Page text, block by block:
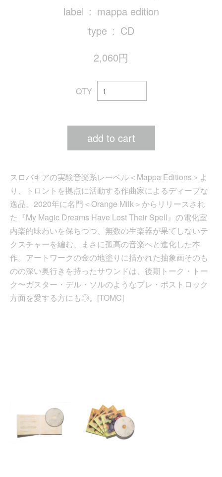
label
mappa edition
type
CD
2,060円
QTY
add to cart
スロバキアの実験音楽系レーベル＜Mappa Editions＞よ
り、トロントを拠点に活動する作曲家によるディープな
逸品。2020年に名門＜Orange Milk＞からリリースされ
た『My Magic Dreams Have Lost Their Spell』の電化室
内楽的味わいを保ちつつ、無数の生楽器が果てしないテ
クスチャーを編む、まさに孤高の音楽へと進化した本
作。アートワークの金の地塗りに描かれた抽象画そのも
のの深い奥行きを持ったサウンドは、後期トーク・トー
ク〜ガスター・デル・ソルのようなプレ・ポストロック
方面を愛する方にも◎。[TOMC]